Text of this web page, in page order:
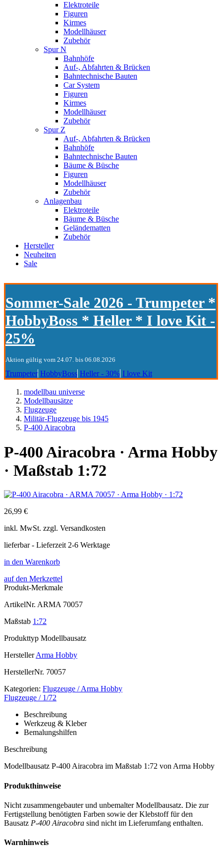
Elektroteile
Figuren
Kirmes
Modellhäuser
Zubehör
Spur N
Bahnhöfe
Auf-, Abfahrten & Brücken
Bahntechnische Bauten
Car System
Figuren
Kirmes
Modellhäuser
Zubehör
Spur Z
Auf-, Abfahrten & Brücken
Bahnhöfe
Bahntechnische Bauten
Bäume & Büsche
Figuren
Modellhäuser
Zubehör
Anlagenbau
Elektroteile
Bäume & Büsche
Geländematten
Zubehör
Hersteller
Neuheiten
Sale
Sommer-Sale 2026 - Trumpeter *
HobbyBoss * Heller * I love Kit -
25%
Aktion gültig vom 24.07. bis 06.08.2026
Trumpeter HobbyBoss Heller - 30% I love Kit
modellbau universe
Modellbausätze
Flugzeuge
Militär-Flugzeuge bis 1945
P-400 Airacobra
P-400 Airacobra · Arma Hobby
· Maßstab 1:72
26,99 €
inkl. MwSt. zzgl. Versandkosten
lieferbar - Lieferzeit 2-6 Werktage
in den Warenkorb
auf den Merkzettel
Produkt-Merkmale
ArtikelNr. ARMA 70057
Maßstab 1:72
Produkttyp Modellbausatz
Hersteller Arma Hobby
HerstellerNr. 70057
Kategorien: Flugzeuge / Arma Hobby
Flugzeuge / 1/72
Beschreibung
Werkzeug & Kleber
Bemalungshilfen
Beschreibung
Modellbausatz P-400 Airacobra im Maßstab 1:72 von Arma Hobby
Produkthinweise
Nicht zusammengebauter und unbemalter Modellbausatz. Die zur
Fertigstellung benötigten Farben sowie der Klebstoff für den
Bausatz P-400 Airacobra sind nicht im Lieferumfang enthalten.
Warnhinweis